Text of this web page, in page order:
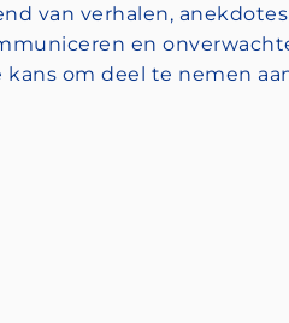
van verhalen,
en
om deel te nemen